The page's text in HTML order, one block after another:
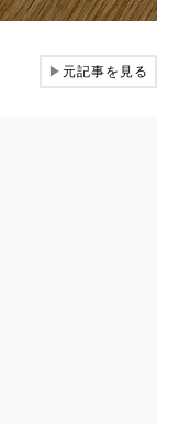
▶元記事を見る